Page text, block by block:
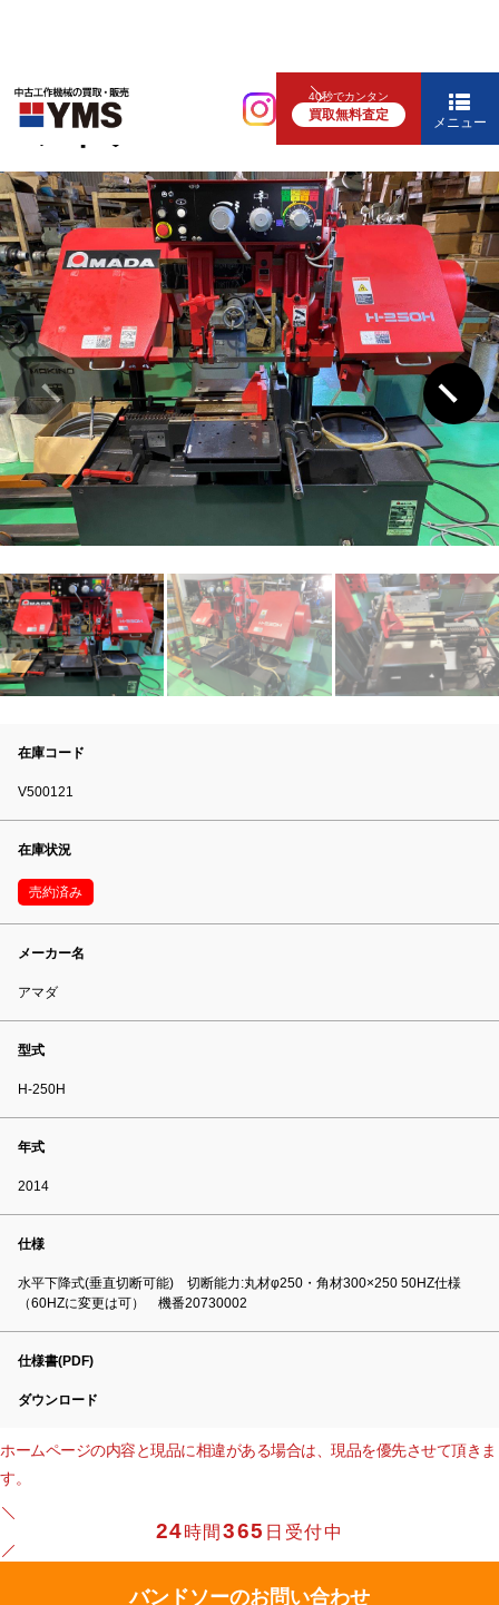
40秒でカンタン
買取無料査定 メニュー
鋼材切断機
バンドソー
在庫コード
V500121
在庫状況
売約済み
メーカー名
アマダ
型式
H-250H
年式
2014
仕様
水平下降式(垂直切断可能) 切断能力:丸材φ250・角材300×250 50HZ仕様
（60HZに変更は可） 機番20730002
仕様書(PDF)
ダウンロード
ホームページの内容と現品に相違がある場合は、現品を優先させて頂きま
す。
24時間365 日受付中